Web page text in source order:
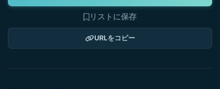
リストに保存
URLをコピー